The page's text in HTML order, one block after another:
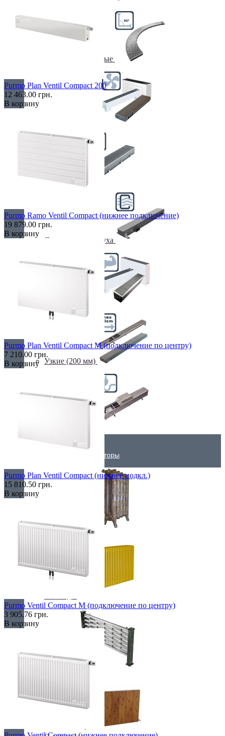
Радиусные/Угловые
С дренажем
С притоком воздуха
Узкие (200 мм)
Дизайнерские радиаторы
Retro стиль
Из камня
Purmo Plan Ventil Compact 200
12 463.00 грн.
В корзину
Purmo Ramo Ventil Compact (нижнее подключение)
19 879.00 грн.
В корзину
Purmo Plan Ventil Compact M (подключение по центру)
7 210.00 грн.
В корзину
Purmo Plan Ventil Compact (нижнее подкл.)
15 810.50 грн.
В корзину
Purmo Ventil Compact M (подключение по центру)
3 905.76 грн.
В корзину